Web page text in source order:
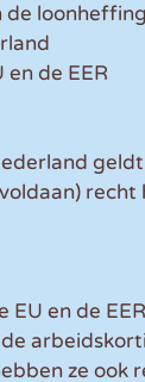
en de EER
EU en de
ze